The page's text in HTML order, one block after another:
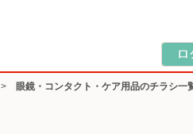
眼鏡・コンタクト・ケア用品のチラシ一